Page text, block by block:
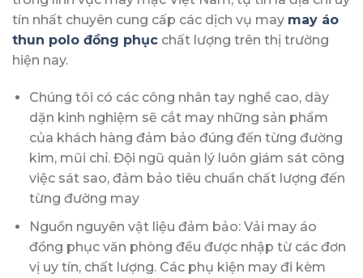
tín nhất chuyên cung cấp các dịch vụ may may áo
thun polo đồng phục chất lượng trên thị trường
hiện nay.
Chúng tôi có các công nhân tay nghề cao, dày
dặn kinh nghiệm sẽ cắt may những sản phẩm
của khách hàng đảm bảo đúng đến từng đường
kim, mũi chỉ. Đội ngũ quản lý luôn giám sát công
việc sát sao, đảm bảo tiêu chuẩn chất lượng đến
từng đường may
Nguồn nguyên vật liệu đảm bảo: Vải may áo
đồng phục văn phòng đều được nhập từ các đơn
vị uy tín, chất lượng. Các phụ kiện may đi kèm